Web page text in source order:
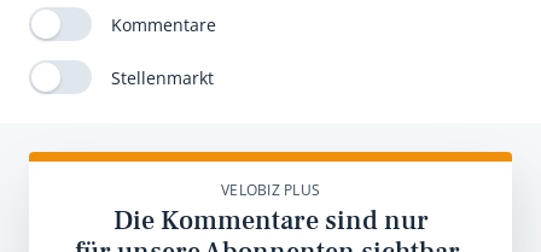
Kommentare
Stellenmarkt
VELOBIZ PLUS
Die Kommentare sind nur